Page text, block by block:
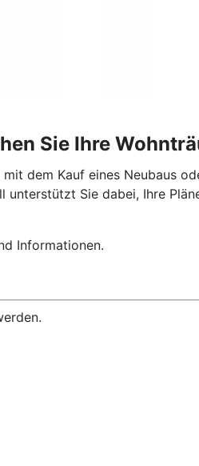
Sie Ihre
dem Kauf eines Neubaus
Sie dabei, Ihre
Informationen.